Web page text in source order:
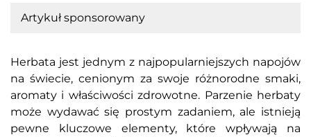
Artykuł sponsorowany
Herbata jest jednym z najpopularniejszych napojów
na świecie, cenionym za swoje różnorodne smaki,
aromaty i właściwości zdrowotne. Parzenie herbaty
może wydawać się prostym zadaniem, ale istnieją
pewne kluczowe elementy, które wpływają na